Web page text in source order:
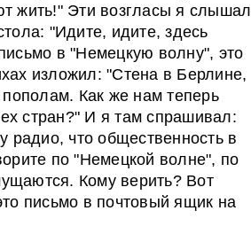
жить!" Эти возгласы я слышал
"Идите, идите, здесь
в "Немецкую волну", это
изложил: "Стена в Берлине,
пополам. Как же нам теперь
стран?" И я там спрашивал:
радио, что общественность в
по "Немецкой волне", по
Кому верить? Вот
письмо в почтовый ящик на